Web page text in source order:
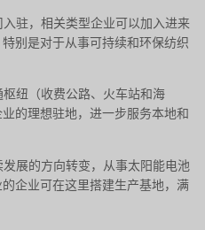
驻，相关类型企业可以加入进来
别是对于从事可持续和环保纺织
纽（收费公路、火车站和海
的理想驻地，进一步服务本地和
展的方向转变，从事太阳能电池
企业可在这里搭建生产基地，满